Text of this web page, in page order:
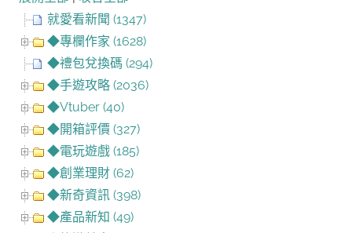
就愛看新聞 (1347)
◆專欄作家 (1628)
◆禮包兌換碼 (294)
◆手遊攻略 (2036)
◆Vtuber (40)
◆開箱評價 (327)
◆電玩遊戲 (185)
◆創業理財 (62)
◆新奇資訊 (398)
◆產品新知 (49)